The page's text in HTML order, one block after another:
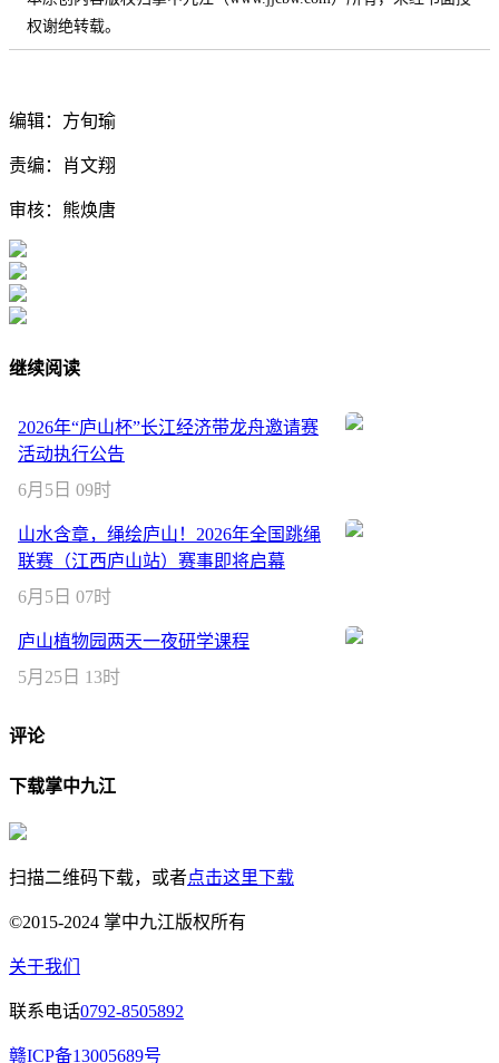
权谢绝转载。
编辑：方旬瑜
责编：肖文翔
审核：熊焕唐
继续阅读
2026年“庐山杯”长江经济带龙舟邀请赛
活动执行公告
6月5日 09时
山水含章，绳绘庐山！2026年全国跳绳
联赛（江西庐山站）赛事即将启幕
6月5日 07时
庐山植物园两天一夜研学课程
5月25日 13时
评论
下载掌中九江
扫描二维码下载，或者点击这里下载
©2015-2024 掌中九江版权所有
关于我们
联系电话0792-8505892
赣ICP备13005689号